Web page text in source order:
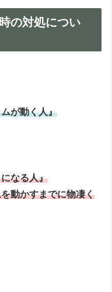
の対処につい
が動く人』
なる人』
動かすまでに物凄く